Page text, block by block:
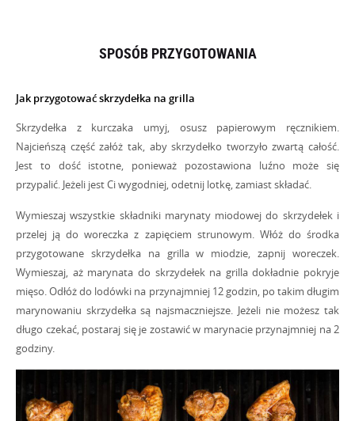
SPOSÓB PRZYGOTOWANIA
Jak przygotować skrzydełka na grilla
Skrzydełka z kurczaka umyj, osusz papierowym ręcznikiem.
Najcieńszą część załóż tak, aby skrzydełko tworzyło zwartą całość.
Jest to dość istotne, ponieważ pozostawiona luźno może się
przypalić. Jeżeli jest Ci wygodniej, odetnij lotkę, zamiast składać.
Wymieszaj wszystkie składniki marynaty miodowej do skrzydełek i
przelej ją do woreczka z zapięciem strunowym. Włóż do środka
przygotowane skrzydełka na grilla w miodzie, zapnij woreczek.
Wymieszaj, aż marynata do skrzydełek na grilla dokładnie pokryje
mięso. Odłóż do lodówki na przynajmniej 12 godzin, po takim długim
marynowaniu skrzydełka są najsmaczniejsze. Jeżeli nie możesz tak
długo czekać, postaraj się je zostawić w marynacie przynajmniej na 2
godziny.